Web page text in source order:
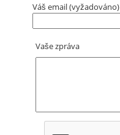
Váš email (vyžadováno)
Vaše zpráva